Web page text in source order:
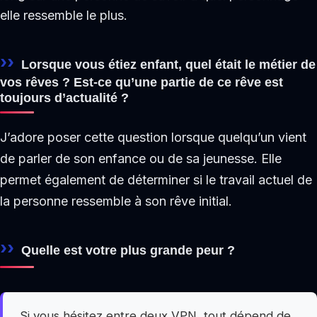
elle ressemble le plus.
Lorsque vous étiez enfant, quel était le métier de
vos rêves ? Est-ce qu’une partie de ce rêve est
toujours d’actualité ?
J’adore poser cette question lorsque quelqu’un vient
de parler de son enfance ou de sa jeunesse. Elle
permet également de déterminer si le travail actuel de
la personne ressemble à son rêve initial.
Quelle est votre plus grande peur ?